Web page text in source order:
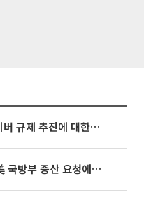
[특징주] 美 중국산 광트랜시버 규제 추진에 대한광통신 등 광통신株 강세
[특징주] “탄약 부족하다“ 美 국방부 증산 요청에⋯국내 방산주 급등세